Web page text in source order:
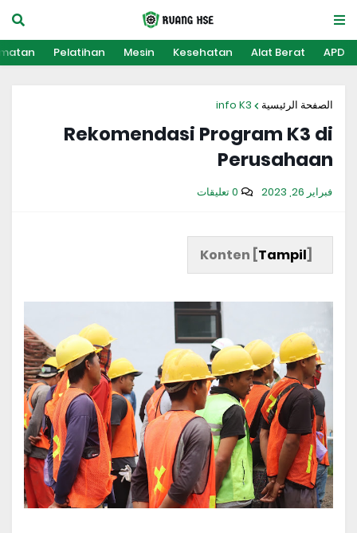
APD
Alat Berat
Kesehatan
Mesin
Pelatihan
الصفحة الرئيسية info K3
Rekomendasi Program K3 di
Perusahaan
فبراير 26, 2023 0 تعليقات
Konten [Tampil]